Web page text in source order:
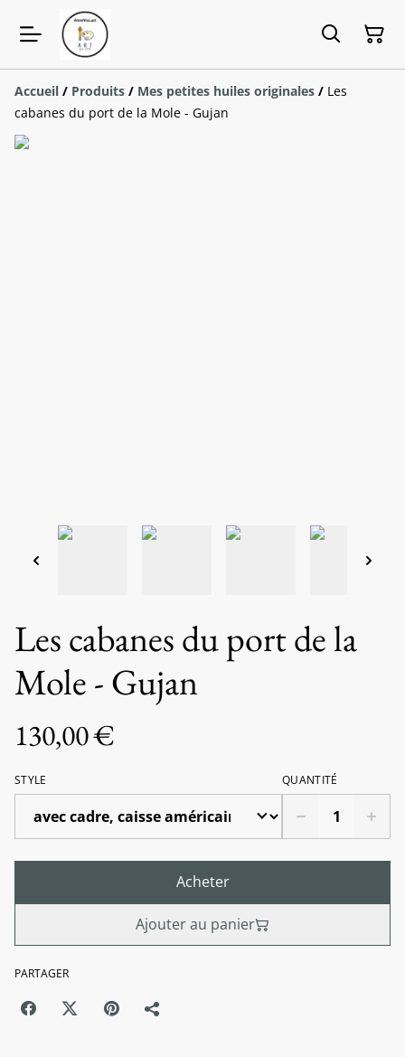
Accueil / Produits / Mes petites huiles originales / Les
cabanes du port de la Mole - Gujan
Les cabanes du port de la
Mole - Gujan
130,00 €
STYLE QUANTITÉ
Acheter
Ajouter au panier
PARTAGER